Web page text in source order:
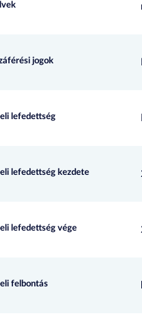
jogok
lefedettség
lefedettség kezdete
lefedettség vége
felbontás